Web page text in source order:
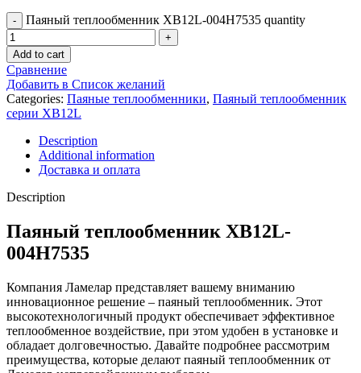
Паяный теплообменник XB12L-004H7535 quantity
Add to cart
Сравнение
Добавить в Список желаний
Categories: Паяные теплообменники, Паяный теплообменник
серии XB12L
Description
Additional information
Доставка и оплата
Description
Паяный теплообменник XB12L-
004H7535
Компания Ламелар представляет вашему вниманию
инновационное решение – паяный теплообменник. Этот
высокотехнологичный продукт обеспечивает эффективное
теплообменное воздействие, при этом удобен в установке и
обладает долговечностью. Давайте подробнее рассмотрим
преимущества, которые делают паяный теплообменник от